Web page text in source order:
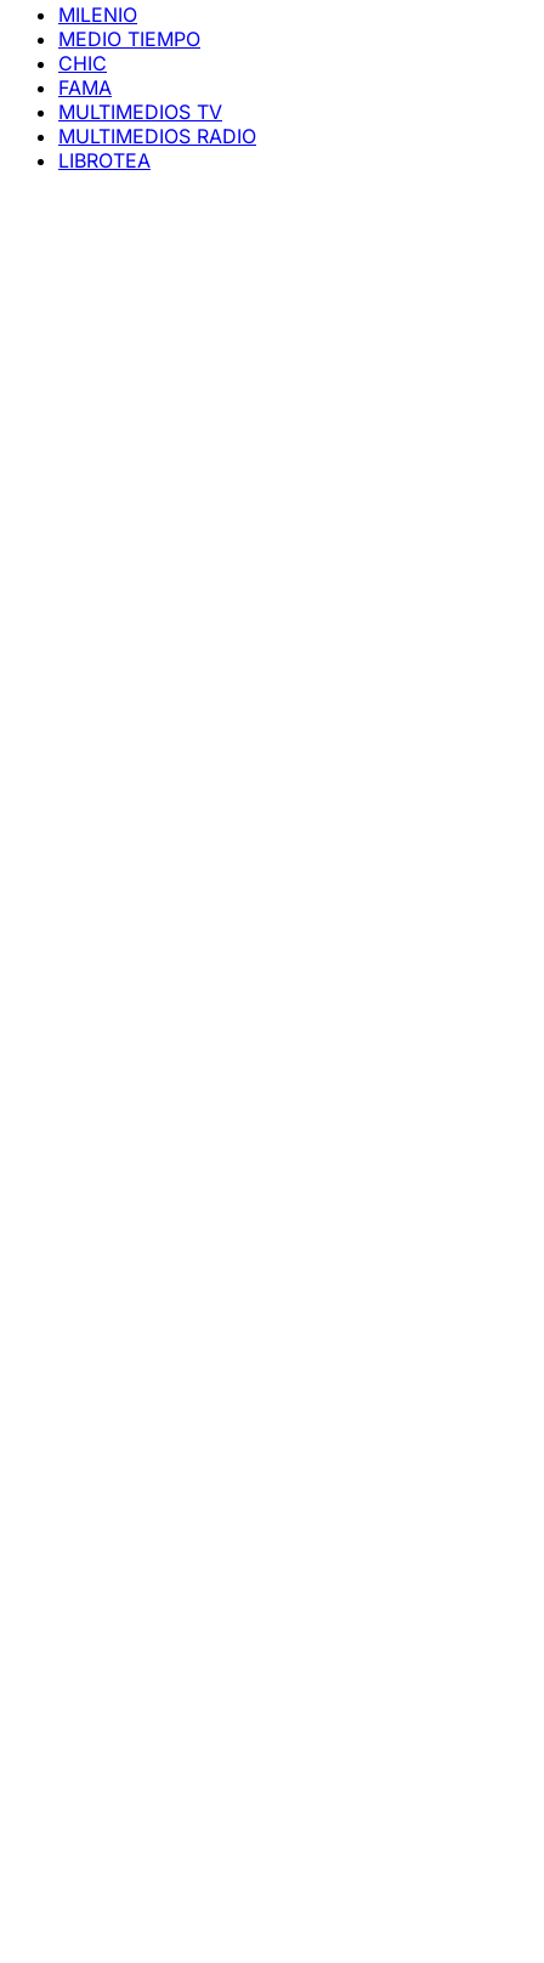
MILENIO
MEDIO TIEMPO
CHIC
FAMA
MULTIMEDIOS TV
MULTIMEDIOS RADIO
LIBROTEA